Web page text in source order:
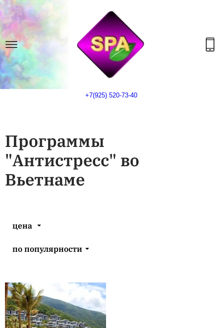
+7(925) 520-73-40
Программы
"Антистресс" во
Вьетнаме
цена
по популярности